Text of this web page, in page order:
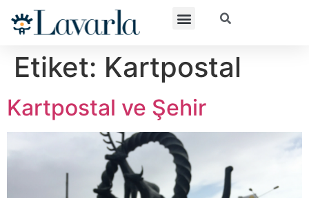
Etiket: Kartpostal
Kartpostal ve Şehir